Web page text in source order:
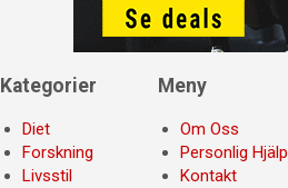
Kategorier
Diet
Forskning
Livsstil
Meny
Om Oss
Personlig Hjälp
Kontakt